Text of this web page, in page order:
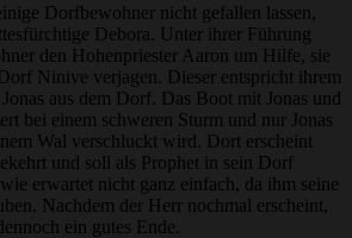
Dorfbewohner nicht gefallen lassen,
Debora. Unter ihrer Führung
den Hohenpriester Aaron um Hilfe, sie
Ninive verjagen. Dieser entspricht ihrem
aus dem Dorf. Das Boot mit Jonas und
bei einem schweren Sturm und nur Jonas
Wal verschluckt wird. Dort erscheint
und soll als Prophet in sein Dorf
erwartet nicht ganz einfach, da ihm seine
Nachdem der Herr nochmal erscheint,
ein gutes Ende.